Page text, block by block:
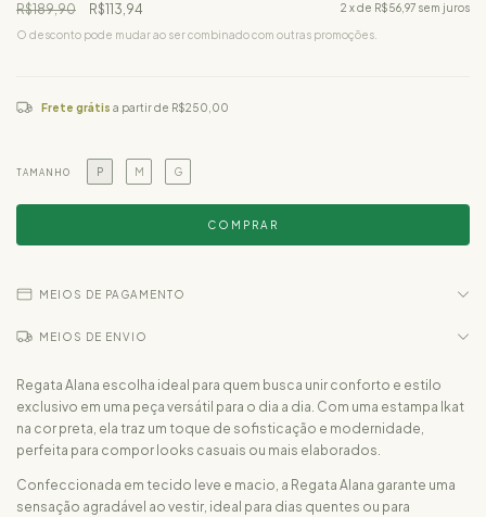
R$189,90 R$113,94 2 x de R$56,97 sem juros
O desconto pode mudar ao ser combinado com outras promoções.
Frete grátis a partir de R$250,00
TAMANHO P M G
MEIOS DE PAGAMENTO
MEIOS DE ENVIO
Regata Alana escolha ideal para quem busca unir conforto e estilo
exclusivo em uma peça versátil para o dia a dia. Com uma estampa Ikat
na cor preta, ela traz um toque de sofisticação e modernidade,
perfeita para compor looks casuais ou mais elaborados.
Confeccionada em tecido leve e macio, a Regata Alana garante uma
sensação agradável ao vestir, ideal para dias quentes ou para